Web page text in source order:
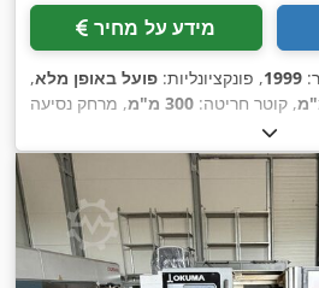
מידע על מחיר
1999, פונקציונליות: פועל באופן מלא,
, קוטר חריטה: 300 מ"מ
, מרחק נסיעה
180 מ"מ
Z:
575 מ"מ,